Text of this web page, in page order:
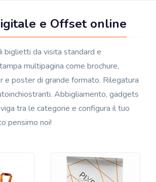
e Offset online
biglietti da visita standard e
multipagina come brochure,
e poster di grande formato. Rilegatura
Abbigliamento, gadgets
tra le categorie e configura il tuo
pensimo noi!